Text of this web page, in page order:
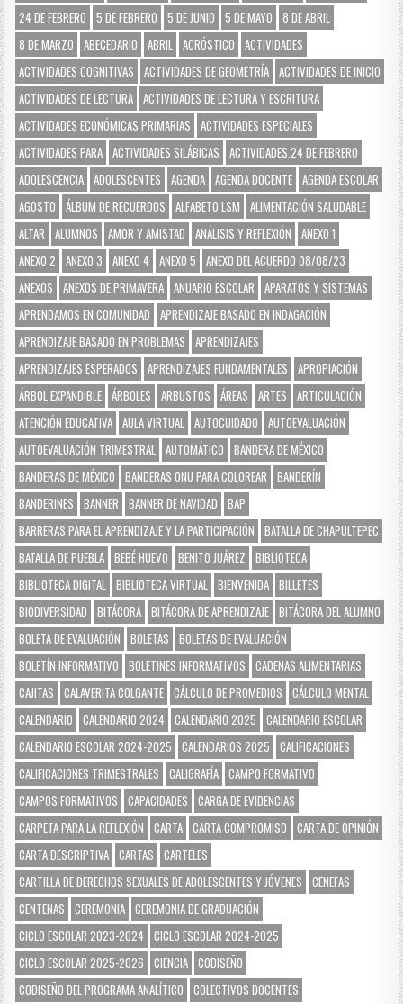
24 DE FEBRERO
5 DE FEBRERO 5 DE JUNIO 5 DE MAYO
8 DE ABRIL
8 DE MARZO
ABECEDARIO ABRIL ACRÓSTICO
ACTIVIDADES
ACTIVIDADES COGNITIVAS
ACTIVIDADES DE GEOMETRÍA ACTIVIDADES DE INICIO
ACTIVIDADES DE LECTURA ACTIVIDADES DE LECTURA Y ESCRITURA
ACTIVIDADES ECONÓMICAS PRIMARIAS
ACTIVIDADES ESPECIALES
ACTIVIDADES PARA ACTIVIDADES SILÁBICAS
ACTIVIDADES.24 DE FEBRERO
ADOLESCENCIA ADOLESCENTES AGENDA AGENDA DOCENTE AGENDA ESCOLAR
AGOSTO
ÁLBUM DE RECUERDOS ALFABETO LSM
ALIMENTACIÓN SALUDABLE
ALTAR
ALUMNOS AMOR Y AMISTAD ANÁLISIS Y REFLEXIÓN
ANEXO 1
ANEXO 2
ANEXO 3 ANEXO 4 ANEXO 5
ANEXO DEL ACUERDO 08/08/23
ANEXOS
ANEXOS DE PRIMAVERA ANUARIO ESCOLAR
APARATOS Y SISTEMAS
APRENDAMOS EN COMUNIDAD
APRENDIZAJE BASADO EN INDAGACIÓN
APRENDIZAJE BASADO EN PROBLEMAS
APRENDIZAJES
APRENDIZAJES ESPERADOS
APRENDIZAJES FUNDAMENTALES
APROPIACIÓN
ÁRBOL EXPANDIBLE ÁRBOLES ARBUSTOS ÁREAS ARTES
ARTICULACIÓN
ATENCIÓN EDUCATIVA AULA VIRTUAL AUTOCUIDADO
AUTOEVALUACIÓN
AUTOEVALUACIÓN TRIMESTRAL
AUTOMÁTICO
BANDERA DE MÉXICO
BANDERAS DE MÉXICO
BANDERAS ONU PARA COLOREAR
BANDERÍN
BANDERINES
BANNER BANNER DE NAVIDAD
BAP
BARRERAS PARA EL APRENDIZAJE Y LA PARTICIPACIÓN
BATALLA DE CHAPULTEPEC
BATALLA DE PUEBLA BEBÉ HUEVO BENITO JUÁREZ
BIBLIOTECA
BIBLIOTECA DIGITAL
BIBLIOTECA VIRTUAL BIENVENIDA BILLETES
BIODIVERSIDAD
BITÁCORA BITÁCORA DE APRENDIZAJE BITÁCORA DEL ALUMNO
BOLETA DE EVALUACIÓN
BOLETAS
BOLETAS DE EVALUACIÓN
BOLETÍN INFORMATIVO
BOLETINES INFORMATIVOS
CADENAS ALIMENTARIAS
CAJITAS
CALAVERITA COLGANTE CÁLCULO DE PROMEDIOS
CÁLCULO MENTAL
CALENDARIO
CALENDARIO 2024 CALENDARIO 2025
CALENDARIO ESCOLAR
CALENDARIO ESCOLAR 2024-2025
CALENDARIOS 2025
CALIFICACIONES
CALIFICACIONES TRIMESTRALES
CALIGRAFÍA CAMPO FORMATIVO
CAMPOS FORMATIVOS
CAPACIDADES
CARGA DE EVIDENCIAS
CARPETA PARA LA REFLEXIÓN
CARTA CARTA COMPROMISO
CARTA DE OPINIÓN
CARTA DESCRIPTIVA CARTAS
CARTELES
CARTILLA DE DERECHOS SEXUALES DE ADOLESCENTES Y JÓVENES
CENEFAS
CENTENAS
CEREMONIA CEREMONIA DE GRADUACIÓN
CICLO ESCOLAR 2023-2024
CICLO ESCOLAR 2024-2025
CICLO ESCOLAR 2025-2026
CIENCIA CODISEÑO
CODISEÑO DEL PROGRAMA ANALÍTICO
COLECTIVOS DOCENTES